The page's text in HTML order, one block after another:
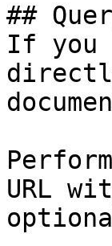
##
If you
URL